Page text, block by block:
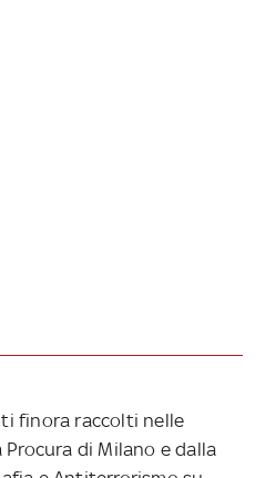
finora raccolti nelle
di Milano e dalla